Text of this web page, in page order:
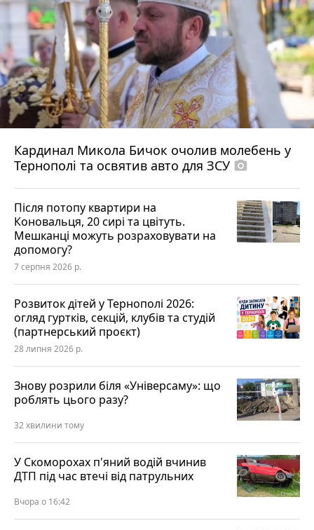
Кардинал Микола Бичок очолив молебень у
Тернополі та освятив авто для ЗСУ photo_camera
Після потопу квартири на
Коновальця, 20 сирі та цвітуть.
Мешканці можуть розраховувати на
допомогу?
7 серпня 2026 р.
Розвиток дітей у Тернополі 2026:
огляд гуртків, секцій, клубів та студій
(партнерський проєкт)
28 липня 2026 р.
Знову розрили біля «Універсаму»: що
роблять цього разу?
32 хвилини тому
У Скоморохах п'яний водій вчинив
ДТП під час втечі від патрульних
Вчора о 16:42